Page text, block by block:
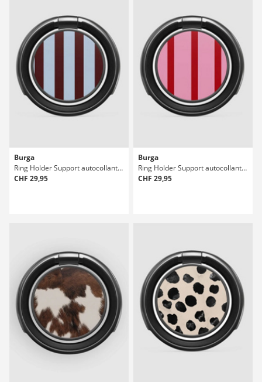
Burga
Ring Holder Support autocollant pour téléphone
CHF 29,95
Burga
Ring Holder Support autocollant pour téléphone
CHF 29,95